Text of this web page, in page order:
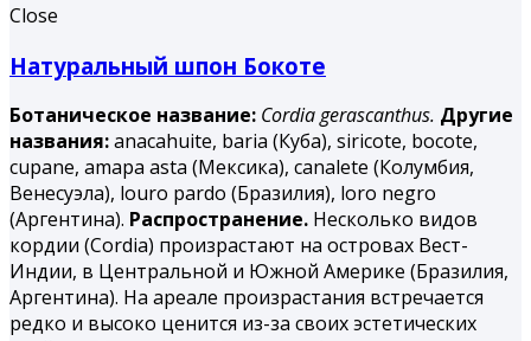
Close
Натуральный шпон Бокоте
Ботаническое название: Cordia gerascanthus. Другие
названия:аnacahuite, baria (Куба), siricote, bocote,
cupane, amapa asta (Мексика), canalete (Колумбия,
Венесуэла), louro pardo (Бразилия), loro negro
(Аргентина). Распространение. Несколько видов
кордии (Cordia) произрастают на островах Вест-
Индии, в Центральной и Южной Америке (Бразилия,
Аргентина). На ареале произрастания встречается
редко и высоко ценится из-за своих эстетических